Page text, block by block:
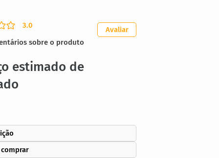
3.0
média é 3 de 5
sobre o produto
Avaliar
estimado de